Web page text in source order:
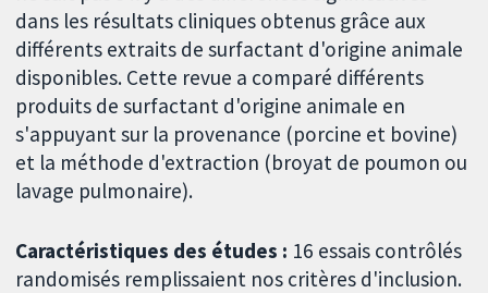
dans les résultats cliniques obtenus grâce aux
différents extraits de surfactant d'origine animale
disponibles. Cette revue a comparé différents
produits de surfactant d'origine animale en
s'appuyant sur la provenance (porcine et bovine)
et la méthode d'extraction (broyat de poumon ou
lavage pulmonaire).
Caractéristiques des études : 16 essais contrôlés
randomisés remplissaient nos critères d'inclusion.